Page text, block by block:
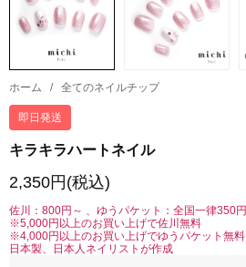
ホーム / 全てのネイルチップ
即日発送
キラキラハートネイル
2,350円(税込)
佐川：800円～ 、ゆうパケット：全国一律350円
※5,000円以上のお買い上げで佐川無料
※4,000円以上のお買い上げでゆうパケット無料
日本製、日本人ネイリストが作成